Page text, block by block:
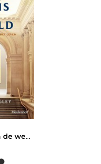
Al het moois in de wereld